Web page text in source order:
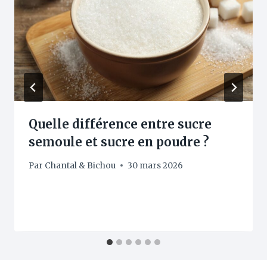
Quelle différence entre sucre
semoule et sucre en poudre ?
Par Chantal & Bichou 30 mars 2026